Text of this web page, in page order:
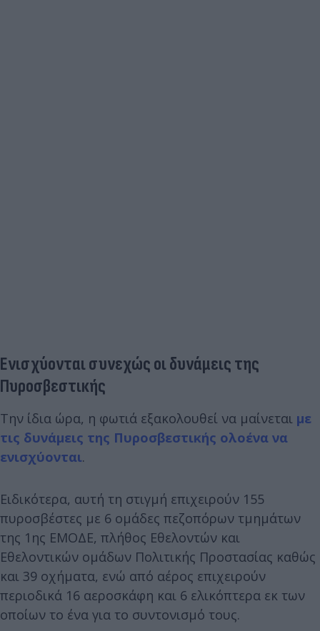
Ενισχύονται συνεχώς οι δυνάμεις της
Πυροσβεστικής
Την ίδια ώρα, η φωτιά εξακολουθεί να μαίνεται με
τις δυνάμεις της Πυροσβεστικής ολοένα να
ενισχύονται.
Ειδικότερα, αυτή τη στιγμή επιχειρούν 155
πυροσβέστες με 6 ομάδες πεζοπόρων τμημάτων
της 1ης ΕΜΟΔΕ, πλήθος Εθελοντών και
Εθελοντικών ομάδων Πολιτικής Προστασίας καθώς
και 39 οχήματα, ενώ από αέρος επιχειρούν
περιοδικά 16 αεροσκάφη και 6 ελικόπτερα εκ των
οποίων το ένα για το συντονισμό τους.